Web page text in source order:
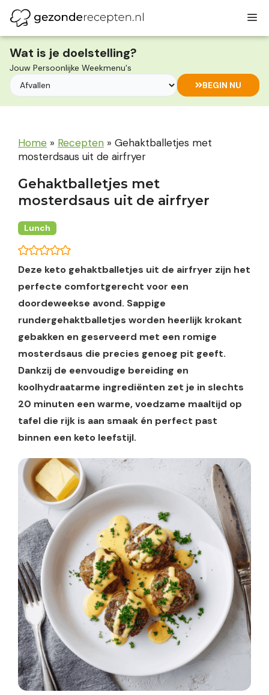
naar
de
inhoud
Wat is je doelstelling?
Jouw Persoonlijke Weekmenu's
BEGIN NU
Home » Recepten » Gehaktballetjes met
mosterdsaus uit de airfryer
Gehaktballetjes met
mosterdsaus uit de airfryer
Lunch
Deze keto gehaktballetjes uit de airfryer zijn het
perfecte comfortgerecht voor een
doordeweekse avond. Sappige
rundergehaktballetjes worden heerlijk krokant
gebakken en geserveerd met een romige
mosterdsaus die precies genoeg pit geeft.
Dankzij de eenvoudige bereiding en
koolhydraatarme ingrediënten zet je in slechts
20 minuten een warme, voedzame maaltijd op
tafel die rijk is aan smaak én perfect past
binnen een keto leefstijl.